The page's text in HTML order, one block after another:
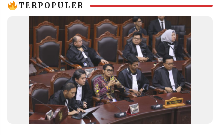
IKUTI
RESOLUSI
MEDIA
TERPOPULER